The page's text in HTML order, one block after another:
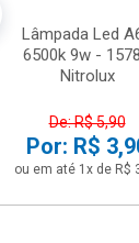
Lâmpada Led
6500k 9w -
Nitrolux
De: R$ 5,90
Por: R$
ou em até 1x de R$